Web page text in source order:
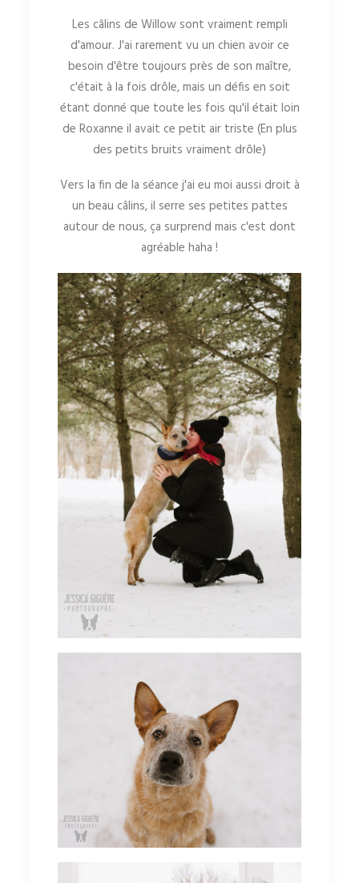
Les câlins de Willow sont vraiment rempli
d'amour. J'ai rarement vu un chien avoir ce
besoin d'être toujours près de son maître,
c'était à la fois drôle, mais un défis en soit
étant donné que toute les fois qu'il était loin
de Roxanne il avait ce petit air triste (En plus
des petits bruits vraiment drôle)
Vers la fin de la séance j'ai eu moi aussi droit à
un beau câlins, il serre ses petites pattes
autour de nous, ça surprend mais c'est dont
agréable haha !